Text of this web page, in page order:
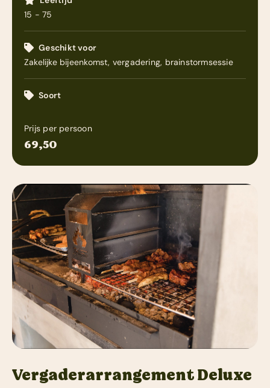
Themafeesten
15 - 75
Geschikt voor
Zakelijke bijeenkomst, vergadering, brainstormsessie
Soort
Prijs per persoon
69,50
Vergaderarrangement Deluxe